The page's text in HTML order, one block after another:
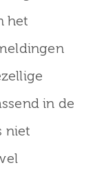
het
in de
niet